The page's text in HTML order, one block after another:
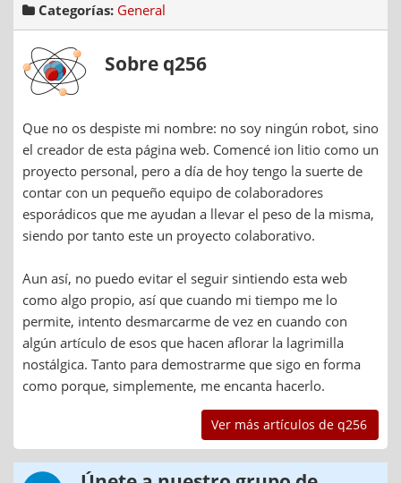
Categorías: General
Sobre q256
Que no os despiste mi nombre: no soy ningún robot, sino
el creador de esta página web. Comencé ion litio como un
proyecto personal, pero a día de hoy tengo la suerte de
contar con un pequeño equipo de colaboradores
esporádicos que me ayudan a llevar el peso de la misma,
siendo por tanto este un proyecto colaborativo.
Aun así, no puedo evitar el seguir sintiendo esta web
como algo propio, así que cuando mi tiempo me lo
permite, intento desmarcarme de vez en cuando con
algún artículo de esos que hacen aflorar la lagrimilla
nostálgica. Tanto para demostrarme que sigo en forma
como porque, simplemente, me encanta hacerlo.
Ver más artículos de q256